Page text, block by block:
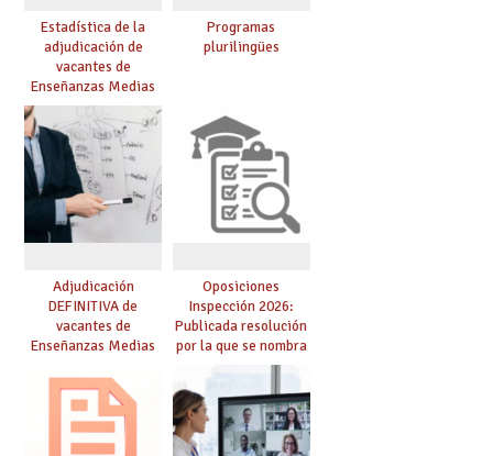
Estadística de la
adjudicación de
vacantes de
Enseñanzas Medias
para el curso 26/27
Programas
plurilingües
Adjudicación
DEFINITIVA de
vacantes de
Enseñanzas Medias
Oposiciones
Inspección 2026:
Publicada resolución
por la que se nombra
funcionarios/as en
prácticas, se regulan
dichas prácticas y se
convoca acto público
de adjudicación